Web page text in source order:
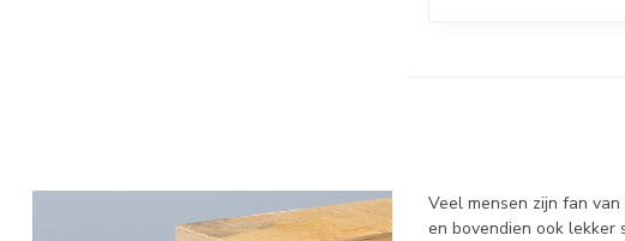
Veel mensen zijn fan van
en bovendien ook